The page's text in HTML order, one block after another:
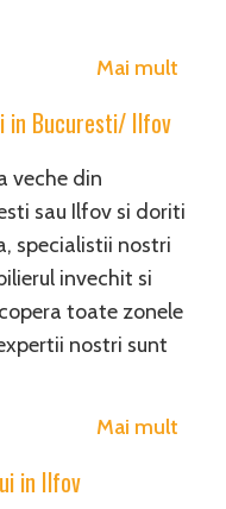
Mai mult
in Bucuresti/ Ilfov
veche din
sau Ilfov si doriti
specialistii nostri
invechit si
toate zonele
nostri sunt
Mai mult
in Ilfov